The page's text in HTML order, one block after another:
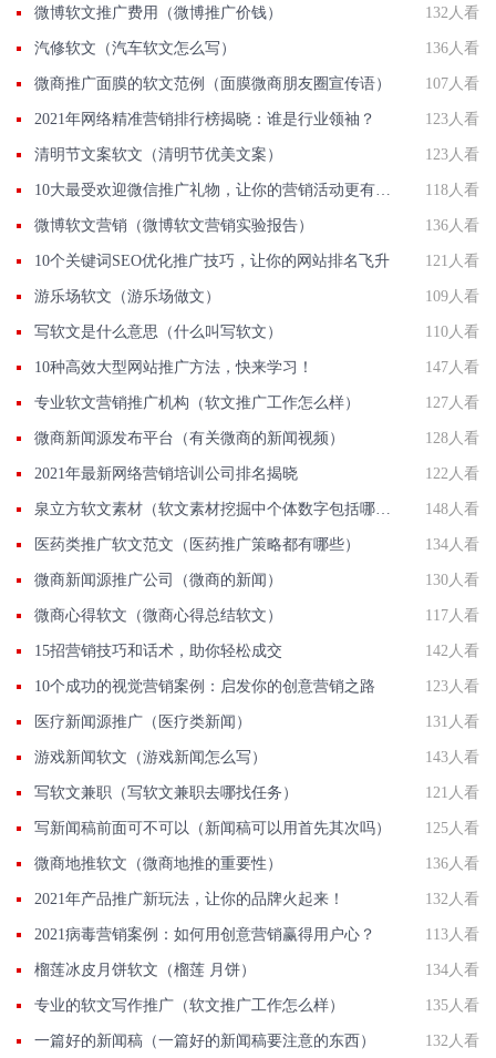
微博软文推广费用（微博推广价钱） 132人看
汽修软文（汽车软文怎么写） 136人看
微商推广面膜的软文范例（面膜微商朋友圈宣传语） 107人看
2021年网络精准营销排行榜揭晓：谁是行业领袖？ 123人看
清明节文案软文（清明节优美文案） 123人看
118人看
微博软文营销（微博软文营销实验报告） 136人看
10个关键词SEO优化推广技巧，让你的网站排名飞升 121人看
游乐场软文（游乐场做文） 109人看
写软文是什么意思（什么叫写软文） 110人看
10种高效大型网站推广方法，快来学习！ 147人看
专业软文营销推广机构（软文推广工作怎么样） 127人看
微商新闻源发布平台（有关微商的新闻视频） 128人看
2021年最新网络营销培训公司排名揭晓 122人看
148人看
医药类推广软文范文（医药推广策略都有哪些） 134人看
微商新闻源推广公司（微商的新闻） 130人看
微商心得软文（微商心得总结软文） 117人看
15招营销技巧和话术，助你轻松成交 142人看
10个成功的视觉营销案例：启发你的创意营销之路 123人看
医疗新闻源推广（医疗类新闻） 131人看
游戏新闻软文（游戏新闻怎么写） 143人看
写软文兼职（写软文兼职去哪找任务） 121人看
写新闻稿前面可不可以（新闻稿可以用首先其次吗） 125人看
微商地推软文（微商地推的重要性） 136人看
2021年产品推广新玩法，让你的品牌火起来！ 132人看
2021病毒营销案例：如何用创意营销赢得用户心？ 113人看
榴莲冰皮月饼软文（榴莲 月饼） 134人看
专业的软文写作推广（软文推广工作怎么样） 135人看
一篇好的新闻稿（一篇好的新闻稿要注意的东西） 132人看